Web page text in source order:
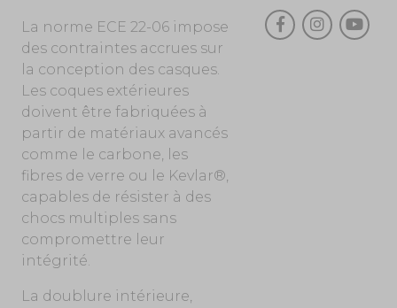
La norme ECE 22-06 impose
des contraintes accrues sur
la conception des casques.
Les coques extérieures
doivent être fabriquées à
partir de matériaux avancés
comme le carbone, les
fibres de verre ou le Kevlar®,
capables de résister à des
chocs multiples sans
compromettre leur
intégrité.
La doublure intérieure,